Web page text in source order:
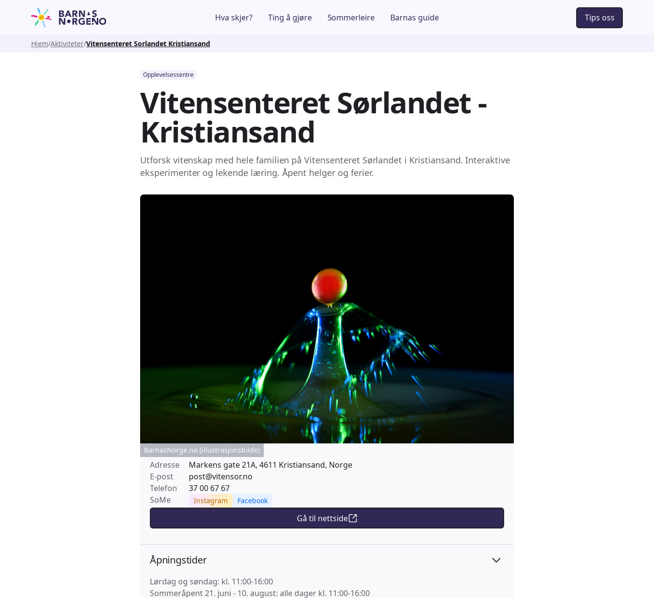
Hva skjer? Ting å gjøre Sommerleire Barnas guide Tips oss
Hjem Aktiviteter Vitensenteret Sorlandet Kristiansand
Opplevelsessentre
Vitensenteret Sørlandet -
Kristiansand
Utforsk vitenskap med hele familien på Vitensenteret Sørlandet i Kristiansand. Interaktive
eksperimenter og lekende læring. Åpent helger og ferier.
BarnasNorge.no (illustrasjonsbilde)
Adresse
Markens gate 21A, 4611 Kristiansand, Norge
E-post
post@vitensor.no
Telefon
37 00 67 67
SoMe
Instagram Facebook
Gå til nettside
Åpningstider
Lørdag og søndag: kl. 11:00-16:00
Sommeråpent 21. juni - 10. august: alle dager kl. 11:00-16:00